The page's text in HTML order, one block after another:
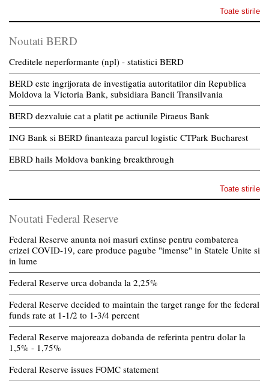
Toate stirile
Noutati BERD
Creditele neperformante (npl) - statistici BERD
BERD este ingrijorata de investigatia autoritatilor din Republica
Moldova la Victoria Bank, subsidiara Bancii Transilvania
BERD dezvaluie cat a platit pe actiunile Piraeus Bank
ING Bank si BERD finanteaza parcul logistic CTPark Bucharest
EBRD hails Moldova banking breakthrough
Toate stirile
Noutati Federal Reserve
Federal Reserve anunta noi masuri extinse pentru combaterea
crizei COVID-19, care produce pagube "imense" in Statele Unite si
in lume
Federal Reserve urca dobanda la 2,25%
Federal Reserve decided to maintain the target range for the federal
funds rate at 1-1/2 to 1-3/4 percent
Federal Reserve majoreaza dobanda de referinta pentru dolar la
1,5% - 1,75%
Federal Reserve issues FOMC statement